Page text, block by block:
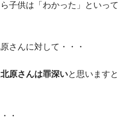
子供は「わかった」といって
さんに対して・・・
原さんは罪深いと思いますと
・